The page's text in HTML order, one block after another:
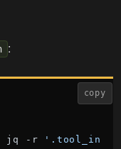
:
copy
jq -r